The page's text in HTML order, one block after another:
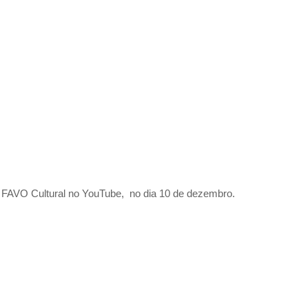
Cultural no YouTube, no dia 10 de dezembro.